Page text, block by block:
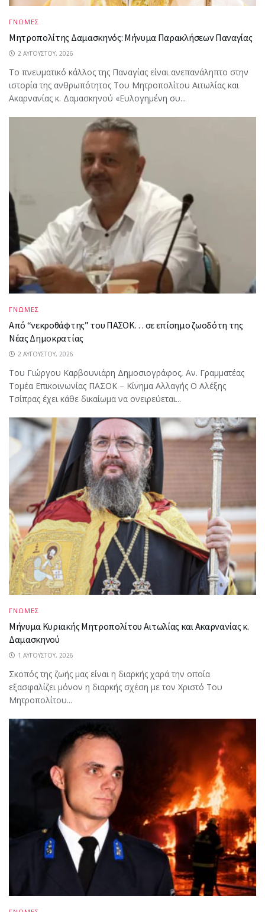
ΓΝΩΜΕΣ
Μητροπολίτης Δαμασκηνός: Μήνυμα Παρακλήσεων Παναγίας
2 ΑΥΓΟΎΣΤΟΥ, 2026
Το πνευματικό κάλλος της Παναγίας είναι ανεπανάληπτο στην
ιστορία της ανθρωπότητος Του Μητροπολίτου Αιτωλίας και
Ακαρνανίας κ. Δαμασκηνού «Ευλογημένη συ...
ΓΝΩΜΕΣ
Από “νεκροθάφτης” του ΠΑΣΟΚ… σε επίσημο ζωοδότη της
Νέας Δημοκρατίας
2 ΑΥΓΟΎΣΤΟΥ, 2026
Του Γιώργου Καρβουνιάρη Δημοσιογράφος, Αν. Γραμματέας
Τομέα Επικοινωνίας ΠΑΣΟΚ – Κίνημα Αλλαγής Ο Αλέξης
Τσίπρας έχει κάθε δικαίωμα να ονειρεύεται...
ΓΝΩΜΕΣ
Μήνυμα Κυριακής Μητροπολίτου Αιτωλίας και Ακαρνανίας κ.
Δαμασκηνού
1 ΑΥΓΟΎΣΤΟΥ, 2026
Σκοπός της ζωής μας είναι η διαρκής χαρά την οποία
εξασφαλίζει μόνον η διαρκής σχέση με τον Χριστό Του
Μητροπολίτου...